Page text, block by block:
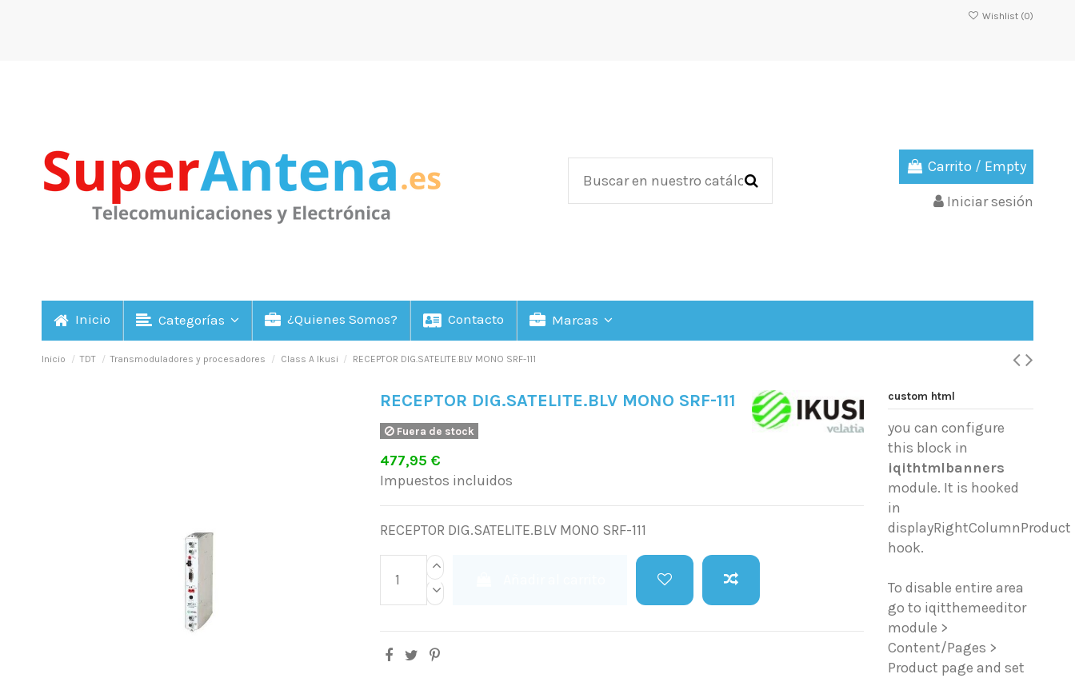
Wishlist (0)
Carrito / Empty
Iniciar sesión
Inicio Categorías ¿Quienes Somos? Contacto Marcas
Inicio TDT Transmoduladores y procesadores Class A Ikusi RECEPTOR DIG.SATELITE.BLV MONO SRF-111
RECEPTOR DIG.SATELITE.BLV MONO SRF-111
Fuera de stock
477,95 €
Impuestos incluidos
RECEPTOR DIG.SATELITE.BLV MONO SRF-111
custom html
you can configure
this block in
iqithtmlbanners
module. It is hooked
in
displayRightColumnProduct
hook.
To disable entire area
go to iqitthemeeditor
module >
Content/Pages >
Product page and set